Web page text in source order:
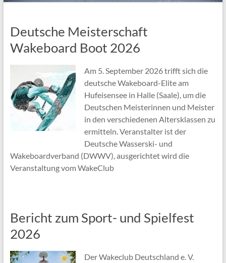
Deutsche Meisterschaft
Wakeboard Boot 2026
Am 5. September 2026 trifft sich die
deutsche Wakeboard-Elite am
Hufeisensee in Halle (Saale), um die
Deutschen Meisterinnen und Meister
in den verschiedenen Altersklassen zu
ermitteln. Veranstalter ist der
Deutsche Wasserski- und
Wakeboardverband (DWWV), ausgerichtet wird die
Veranstaltung vom WakeClub
Bericht zum Sport- und Spielfest
2026
Der Wakeclub Deutschland e. V.